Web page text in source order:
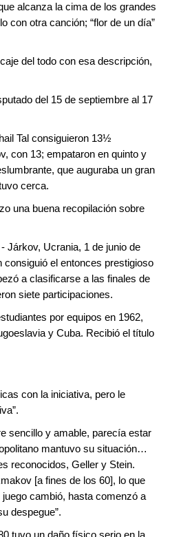
alcanza la cima de los grandes
con otra canción; “flor de un día”
del todo con esa descripción,
del 15 de septiembre al 17
Tal consiguieron 13½
con 13; empataron en quinto y
que auguraba un gran
cerca.
una buena recopilación sobre
Járkov, Ucrania, 1 de junio de
el entonces prestigioso
a clasificarse a las finales de
siete participaciones.
por equipos en 1962,
y Cuba. Recibió el título
con la iniciativa, pero le
sencillo y amable, parecía estar
mantuvo su situación…
reconocidos, Geller y Stein.
[a fines de los 60], lo que
cambió, hasta comenzó a
despegue”.